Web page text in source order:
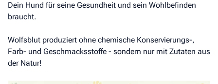
Dein Hund für seine Gesundheit und sein Wohlbefinden
braucht.
Wolfsblut produziert ohne chemische Konservierungs-,
Farb- und Geschmacksstoffe - sondern nur mit Zutaten aus
der Natur!